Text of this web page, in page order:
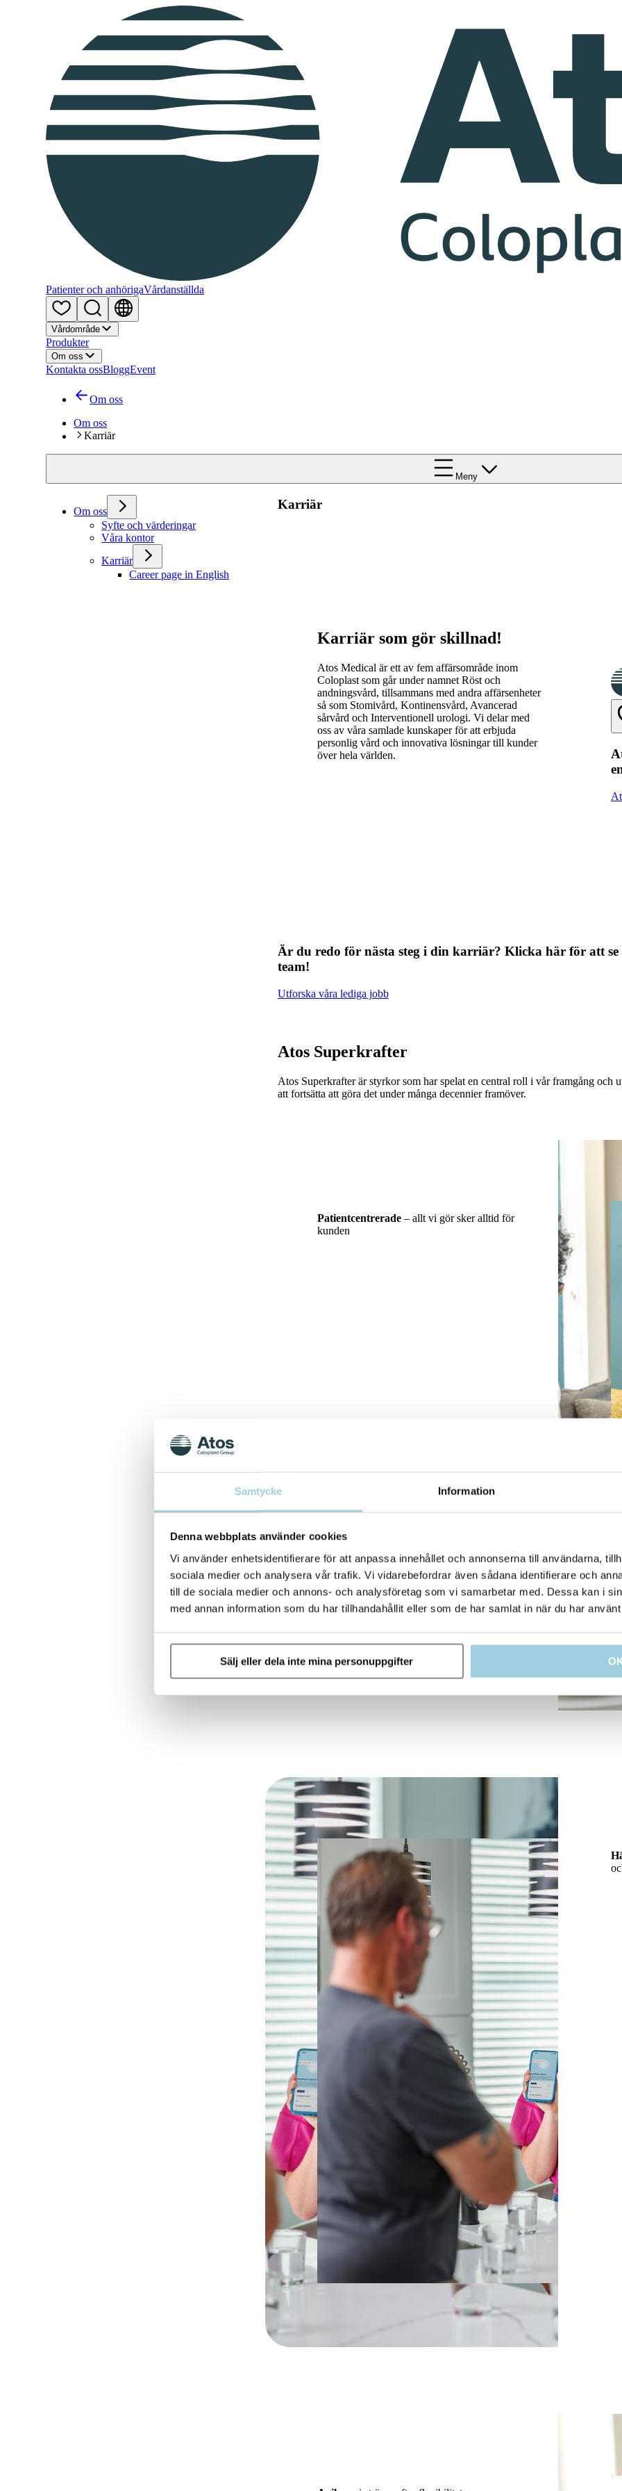
Samtycke Information
Denna webbplats använder cookies
Vi använder enhetsidentifierare för att anpassa innehållet och annonserna till användarna,
sociala medier och analysera vår trafik. Vi vidarebefordrar även sådana identifierare och
till de sociala medier och annons- och analysföretag som vi samarbetar med. Dessa kan i
med annan information som du har tillhandahållit eller som de har samlat in när du har
Sälj eller dela inte mina personuppgifter
Patienter och anhörigaVårdanställda
Vårdområde
Produkter
Om oss
Kontakta ossBloggEvent
Om oss
Om oss
Karriär
Meny
Om oss
Syfte och värderingar
Våra kontor
Karriär
Career page in English
Karriär
Karriär som gör skillnad!
Atos Medical är ett av fem affärsområde inom
Coloplast som går under namnet Röst och
andningsvård, tillsammans med andra affärsenheter
så som Stomivård, Kontinensvård, Avancerad
sårvård och Interventionell urologi. Vi delar med
oss av våra samlade kunskaper för att erbjuda
personlig vård och innovativa lösningar till kunder
över hela världen.
Är du redo för nästa steg i din karriär? Klicka här för att
team!
Utforska våra lediga jobb
Atos Superkrafter
Atos Superkrafter är styrkor som har spelat en central roll i vår framgång och
att fortsätta att göra det under många decennier framöver.
Patientcentrerade– allt vi gör sker alltid för
kunden